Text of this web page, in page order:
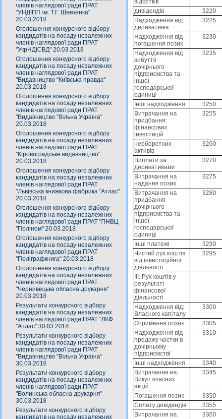
членів наглядової ради ПРАТ
"УНДІПП ім. Т.Г. Шевченка"
20.03.2018
Оголошення конкурсного відбору
кандидатів на посаду незалежних
членів наглядової ради ПРАТ
"УкрНДІСВД" 20.03.2018
Оголошення конкурсного відбору
кандидатів на посаду незалежних
членів наглядової ради ПРАТ
"Видавництво "Київська правда"
20.03.2018
Оголошення конкурсного відбору
кандидатів на посаду незалежних
членів наглядової ради ПРАТ
"Видавництво "Вільна Україна"
20.03.2018
Оголошення конкурсного відбору
кандидатів на посаду незалежних
членів наглядової ради ПРАТ
"Кіровоградське видавництво"
20.03.2018
Оголошення конкурсного відбору
кандидатів на посаду незалежних
членів наглядової ради ПРАТ
"Львівська книжкова фабрика "Атлас"
20.03.2018
Оголошення конкурсного відбору
кандидатів на посаду незалежних
членів наглядової ради ПРАТ "ПНВЦ
"Поліном" 20.03.2018
Оголошення конкурсного відбору
кандидатів на посаду незалежних
членів наглядової ради ПРАТ
"Поліграфкнига" 20.03.2018
Оголошення конкурсного відбору
кандидатів на посаду незалежних
членів наглядової ради ПРАТ
"Чернивецька обласна друкарня"
20.03.2018
Результати конкурсного відбору
кандидатів на посаду незалежних
членів наглядової ради ПРАТ "ЛКФ
"Атлас" 30.03.2018
Результати конкурсного відбору
кандидатів на посаду незалежних
членів наглядової ради ПРАТ
"Видавництво "Вільна Україна"
30.03.2018
Результати конкурсного відбору
кандидатів на посаду незалежних
членів наглядової ради ПРАТ
"Волинська обласна друкарня"
30.03.2018
Результати конкурсного відбору
кандидатів на посаду незалежних
дивідендів
3220
Надходження від
деривативів
3225
Надходження від
погашення позик
3230
Надходження від
вибуття
дочірнього
підприємства та
іншої
господарської
одиниці
3235
Інші надходження
3250
Витрачання на
придбання:
фінансових
інвестицій
3255
необоротних
активів
3260
Виплати за
деривативами
3270
Витрачання на
надання позик
3275
Витрачання на
придбання
дочірнього
підприємства та
іншої
господарської
одиниці
3280
Інші платежі
3290
Чистий рух коштів
від інвестиційної
діяльності
3295
III. Рух коштів у
результаті
фінансової
діяльності
Надходження від:
Власного капіталу
3300
Отримання позик
3305
Надходження від
продажу частки в
дочірньому
підприємстві
3310
Інші надходження
3340
Витрачання на:
Викуп власних
акцій
3345
Погашення позик
3350
Сплату дивідендів
3355
Витрачання на
3360